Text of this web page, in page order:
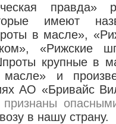
правда»
имеют
в масле»,
«Рижские
крупные в
и
АО «Бривайс
в нашу страну.